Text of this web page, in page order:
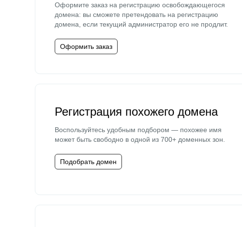
Оформите заказ на регистрацию освобождающегося
домена: вы сможете претендовать на регистрацию
домена, если текущий администратор его не продлит.
Оформить заказ
Регистрация похожего домена
Воспользуйтесь удобным подбором — похожее имя
может быть свободно в одной из 700+ доменных зон.
Подобрать домен